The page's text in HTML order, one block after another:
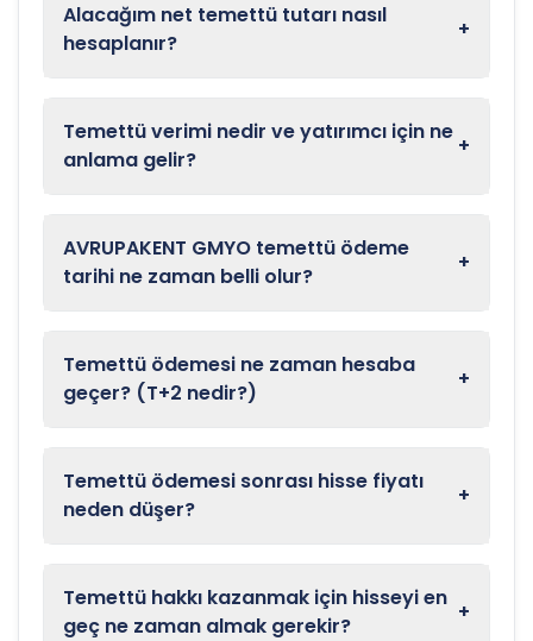
Alacağım net temettü tutarı nasıl
hesaplanır?
+
Temettü verimi nedir ve yatırımcı için ne
anlama gelir?
+
AVRUPAKENT GMYO temettü ödeme
tarihi ne zaman belli olur?
+
Temettü ödemesi ne zaman hesaba
geçer? (T+2 nedir?)
+
Temettü ödemesi sonrası hisse fiyatı
neden düşer?
+
Temettü hakkı kazanmak için hisseyi en
geç ne zaman almak gerekir?
+